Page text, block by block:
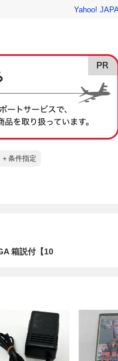
Yahoo!
＋条件指定
箱説付【10